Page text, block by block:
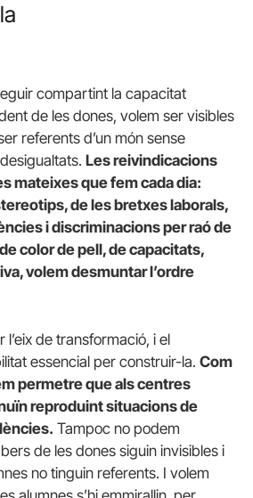
compartint la capacitat
de les dones, volem ser visibles
referents d’un món sense
Les reivindicacions
mateixes que fem cada dia:
de les bretxes laborals,
i discriminacions per raó de
color de pell, de capacitats,
volem desmuntar l’ordre
l’eix de transformació, i el
essencial per construir-la. Com
permetre que als centres
reproduint situacions de
Tampoc no podem
de les dones siguin invisibles i
no tinguin referents. I volem